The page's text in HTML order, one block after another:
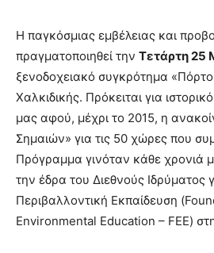
Η παγκόσμιας εμβέλειας και
πραγματοποιηθεί την Τετάρτη 25
ξενοδοχειακό συγκρότημα
Χαλκιδικής. Πρόκειται για
μας αφού, μέχρι το 2015, η
Σημαιών» για τις 50 χώρες που
Πρόγραμμα γινόταν κάθε χρονιά
την έδρα του Διεθνούς Ιδρύματος
Περιβαλλοντική Εκπαίδευση
Environmental Education – FEE)